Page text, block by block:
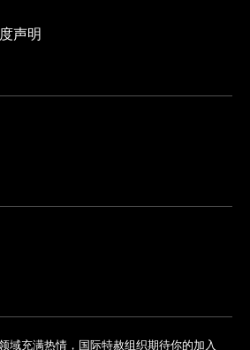
声明
域充满热情，国际特赦组织期待你的加入